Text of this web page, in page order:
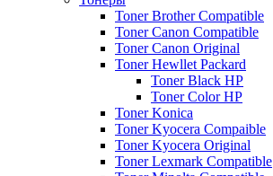
Toner Brother Compatible
Toner Canon Compatible
Toner Canon Original
Toner Hewllet Packard
Toner Black HP
Toner Color HP
Toner Konica
Toner Kyocera Compaible
Toner Kyocera Original
Toner Lexmark Compatible